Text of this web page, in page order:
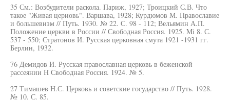
35 См.: Возбудители раскола. Париж, 1927; Троицкий С.В. Что
такое "Живая цериовь". Варшава, 1928; Курдюмов М. Православие
и большевизм // Путь. 1930. № 22. С. 98 - 112; Вельямин А.П.
Положение церкви в России // Свободная Россия. 1925. Mi 8. С.
537 - 550; Стратонов И. Русская церковная смута 1921 -1931 гг.
Берлин, 1932.
76 Демидов И. Русская православная церковь в беженской
рассеянии Н Свободная Россия. 1924. № 5.
27 Тимашев Н.С. Церковь и советские государство // Путь. 1928.
№ 10. С. 85.